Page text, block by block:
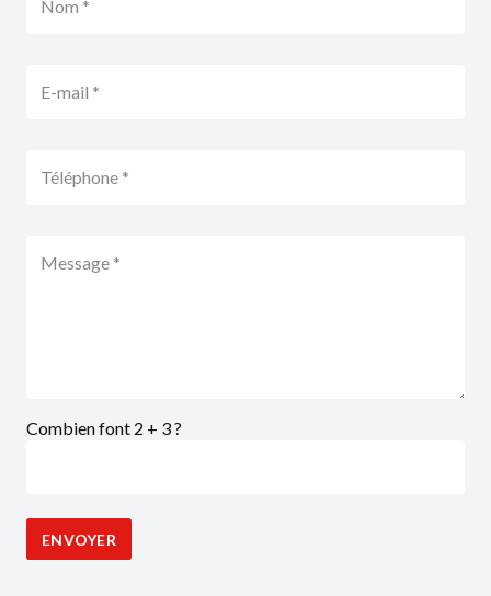
Combien font 2 + 3 ?